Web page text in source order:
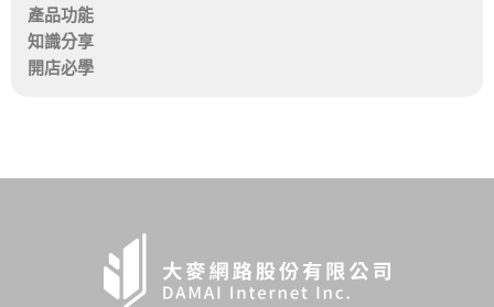
產品功能
知識分享
開店必學